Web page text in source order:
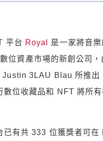
平台 Royal
是一家將音
位資產市場的新創公司
Justin 3LAU Blau 所推出
數位收藏品和 NFT 將所
已有共 333 位獲獎者可在